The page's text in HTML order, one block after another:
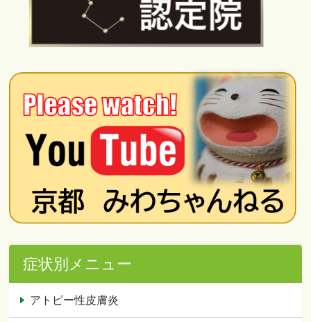
症状別メニュー
アトピー性皮膚炎